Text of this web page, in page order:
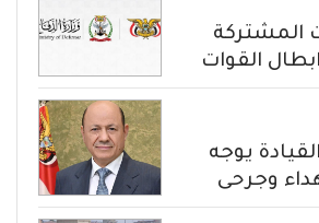
المشتركة
القوات
يوجه
وجرحى
الحوثي والرد